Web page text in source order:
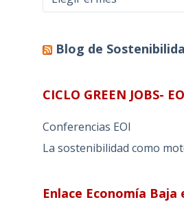
Blog de
CICLO GREEN JOBS-
Conferencias EOI
La sostenibilidad como
Enlace Economía Baja